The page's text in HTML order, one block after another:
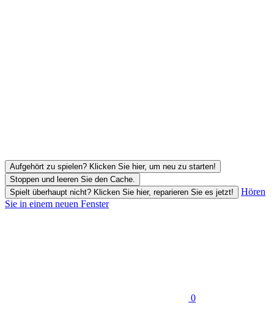
Aufgehört zu spielen? Klicken Sie hier, um neu zu starten!
Stoppen und leeren Sie den Cache.
Spielt überhaupt nicht? Klicken Sie hier, reparieren Sie es jetzt!
Hören
Sie in einem neuen Fenster
0